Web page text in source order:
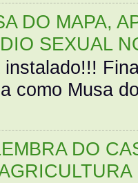
DO MAPA,
SEXUAL
como Musa
DO